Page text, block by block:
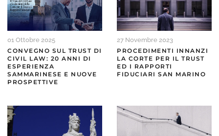
01 Ottobre 2025
CONVEGNO SUL TRUST DI
CIVIL LAW: 20 ANNI DI
ESPERIENZA
SAMMARINESE E NUOVE
PROSPETTIVE
27 Novembre 2023
PROCEDIMENTI INNANZI
LA CORTE PER IL TRUST
ED I RAPPORTI
FIDUCIARI SAN MARINO